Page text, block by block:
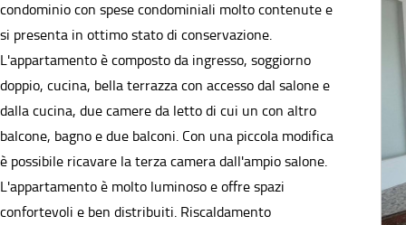
condominio con spese condominiali molto contenute e
si presenta in ottimo stato di conservazione.
L'appartamento è composto da ingresso, soggiorno
doppio, cucina, bella terrazza con accesso dal salone e
dalla cucina, due camere da letto di cui un con altro
balcone, bagno e due balconi. Con una piccola modifica
è possibile ricavare la terza camera dall'ampio salone.
L'appartamento è molto luminoso e offre spazi
confortevoli e ben distribuiti. Riscaldamento